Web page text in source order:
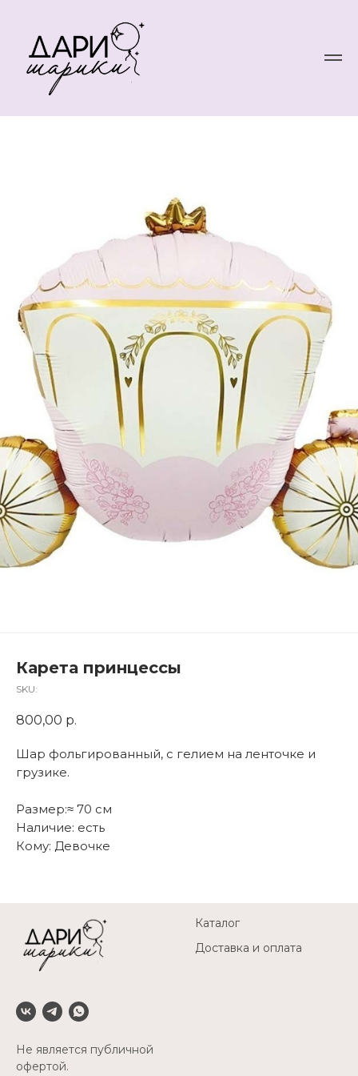
Карета принцессы
SKU:
800,00 р.
Шар фольгированный, с гелием на ленточке и
грузике.
Размер:≈ 70 см
Наличие: есть
Кому: Девочке
Не является публичной
офертой.
Каталог
Доставка и оплата